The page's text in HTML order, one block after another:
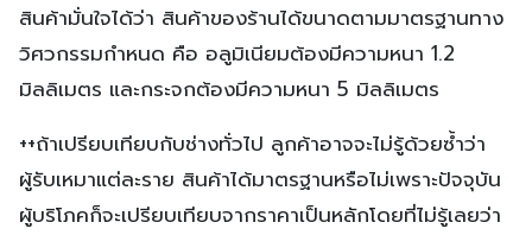
สินค้ามั่นใจได้ว่า สินค้าของร้านได้ขนาดตามมาตรฐานทาง
วิศวกรรมกำหนด คือ อลูมิเนียมต้องมีความหนา 1.2
มิลลิเมตร และกระจกต้องมีความหนา 5 มิลลิเมตร
++ถ้าเปรียบเทียบกับช่างทั่วไป ลูกค้าอาจจะไม่รู้ด้วยซ้ำว่า
ผู้รับเหมาแต่ละราย สินค้าได้มาตรฐานหรือไม่เพราะปัจจุบัน
ผู้บริโภคก็จะเปรียบเทียบจากราคาเป็นหลักโดยที่ไม่รู้เลยว่า